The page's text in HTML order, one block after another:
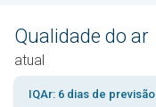
Qualidade do ar
atual
IQAr: 6 dias de previsão